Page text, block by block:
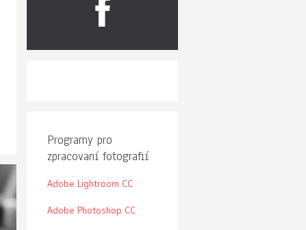
Programy pro
zpracovaní fotografií
Adobe Lightroom CC
Adobe Photoshop CC